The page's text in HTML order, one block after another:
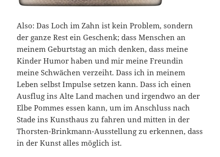
Also: Das Loch im Zahn ist kein Problem, sondern
der ganze Rest ein Geschenk; dass Menschen an
meinem Geburtstag an mich denken, dass meine
Kinder Humor haben und mir meine Freundin
meine Schwächen verzeiht. Dass ich in meinem
Leben selbst Impulse setzen kann. Dass ich einen
Ausflug ins Alte Land machen und irgendwo an der
Elbe Pommes essen kann, um im Anschluss nach
Stade ins Kunsthaus zu fahren und mitten in der
Thorsten-Brinkmann-Ausstellung zu erkennen, dass
in der Kunst alles möglich ist.